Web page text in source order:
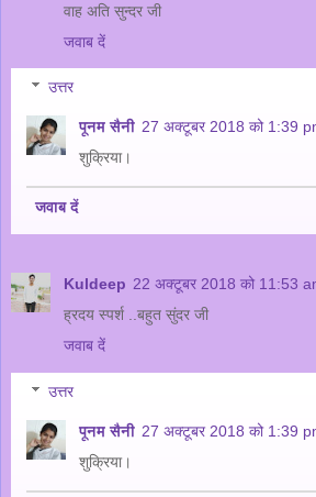
वाह अति सुन्दर जी
जवाब दें
उत्तर
पूनम सैनी 27 अक्टूबर 2018 को 1:39
शुक्रिया।
जवाब दें
Kuldeep 22 अक्टूबर 2018 को 11:53
ह्रदय स्पर्श ..बहुत सुंदर जी
जवाब दें
उत्तर
पूनम सैनी 27 अक्टूबर 2018 को 1:39
शुक्रिया।